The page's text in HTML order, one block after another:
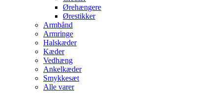
Ørehængere
Ørestikker
Armbånd
Armringe
Halskæder
Kæder
Vedhæng
Ankelkæder
Smykkesæt
Alle varer